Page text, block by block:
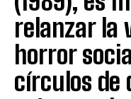
relanzar la
horror
círculos de